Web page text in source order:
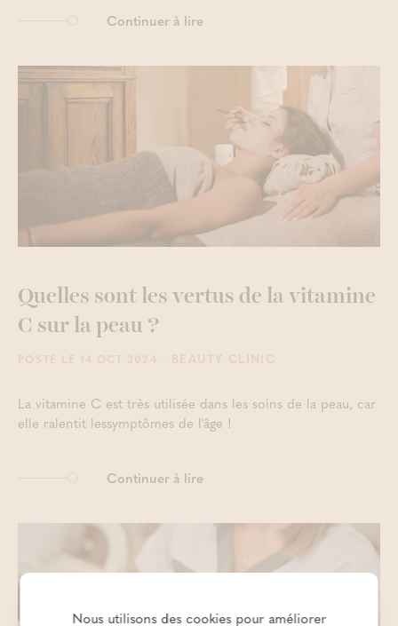
Continuer à lire
Quelles sont les vertus de la vitamine
C sur la peau ?
POSTÉ LE 14 OCT 2024 - BEAUTY CLINIC
La vitamine C est très utilisée dans les soins de la peau, car
elle ralentit lessymptômes de l'âge !
Continuer à lire
Nous utilisons des cookies pour améliorer